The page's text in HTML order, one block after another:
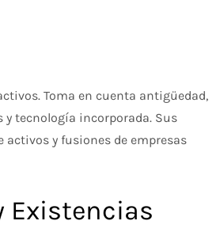
Toma en cuenta antigüedad,
tecnología incorporada. Sus
y fusiones de empresas
Existencias